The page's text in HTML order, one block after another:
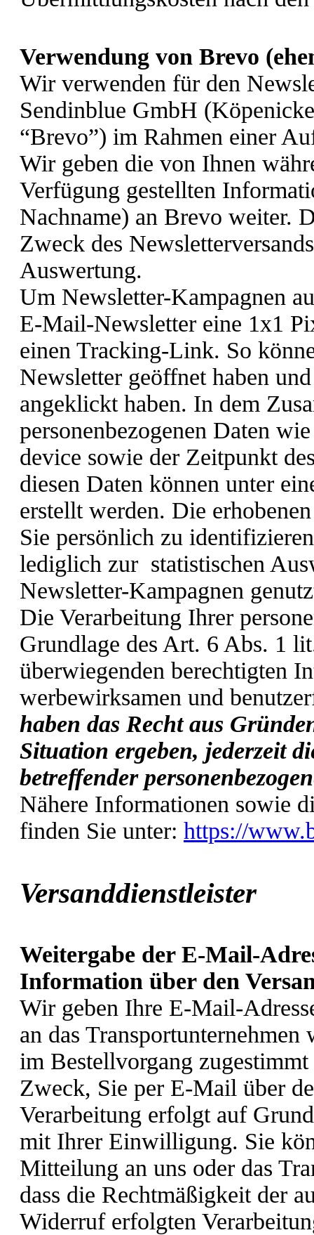
Verwendung von Brevo
Wir verwenden für den
Sendinblue GmbH
“Brevo”) im Rahmen einer
Wir geben die von Ihnen
Verfügung gestellten
Nachname) an Brevo weiter.
Zweck des
Auswertung.
Um Newsletter-Kampagnen
E-Mail-Newsletter eine 1x1
einen Tracking-Link. So
Newsletter geöffnet haben
angeklickt haben. In dem
personenbezogenen Daten
device sowie der Zeitpunkt
diesen Daten können unter
erstellt werden. Die
Sie persönlich zu
lediglich zur statistischen
Newsletter-Kampagnen
Die Verarbeitung Ihrer
Grundlage des Art. 6 Abs. 1
überwiegenden berechtigten
werbewirksamen und
haben das Recht aus
Situation ergeben, jederzeit
betreffender
Nähere Informationen sowie
finden Sie unter: https://
Versanddienstleister
Weitergabe der E-Mail-
Information über den
Wir geben Ihre E-Mail-
an das
im Bestellvorgang
Zweck, Sie per E-Mail über
Verarbeitung erfolgt auf
mit Ihrer Einwilligung. Sie
Mitteilung an uns oder das
dass die Rechtmäßigkeit der
Widerruf erfolgten